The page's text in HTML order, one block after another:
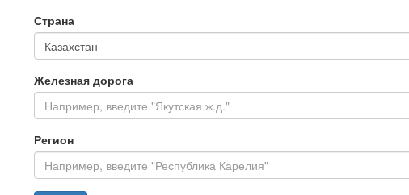
Страна
Железная дорога
Регион